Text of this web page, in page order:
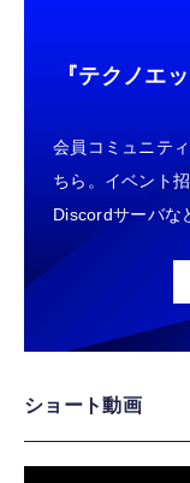
『テクノエ
会員コミュニテ
ちら。イベント
Discordサーバな
ショート動画